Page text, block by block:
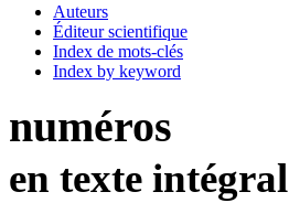
Auteurs
Éditeur scientifique
Index de mots-clés
Index by keyword
numéros
en texte intégral